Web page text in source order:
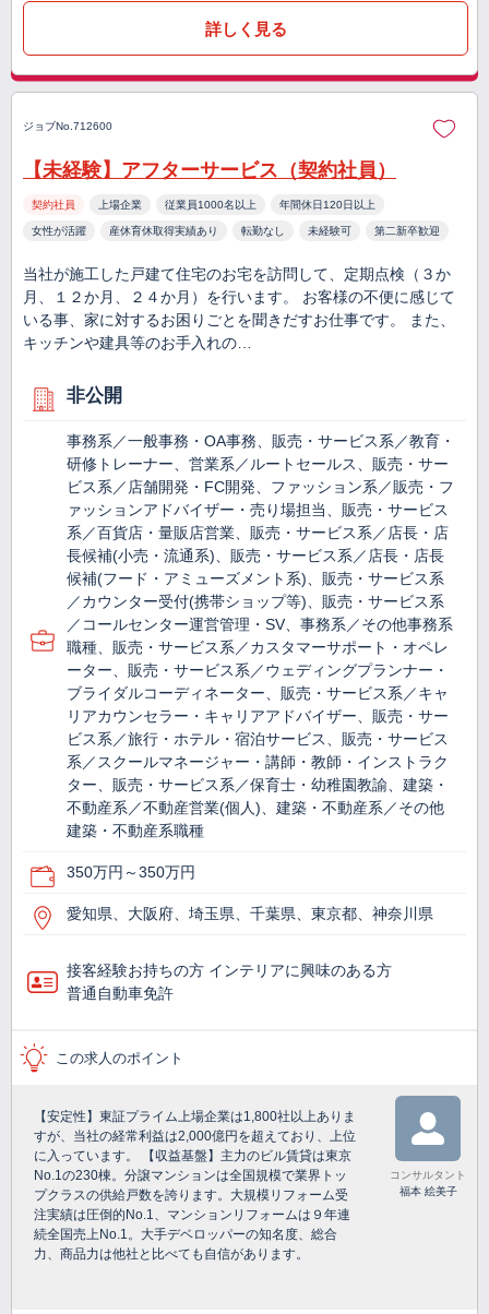
詳しく見る
ジョブNo.712600
【未経験】アフターサービス（契約社員）
契約社員 上場企業 従業員1000名以上 年間休日120日以上
女性が活躍 産休育休取得実績あり 転勤なし 未経験可 第二新卒歓迎
当社が施工した戸建て住宅のお宅を訪問して、定期点検（３か
月、１２か月、２４か月）を行います。 お客様の不便に感じて
いる事、家に対するお困りごとを聞きだすお仕事です。 また、
キッチンや建具等のお手入れの…
非公開
事務系／一般事務・OA事務、販売・サービス系／教育・
研修トレーナー、営業系／ルートセールス、販売・サー
ビス系／店舗開発・FC開発、ファッション系／販売・フ
ァッションアドバイザー・売り場担当、販売・サービス
系／百貨店・量販店営業、販売・サービス系／店長・店
長候補(小売・流通系)、販売・サービス系／店長・店長
候補(フード・アミューズメント系)、販売・サービス系
／カウンター受付(携帯ショップ等)、販売・サービス系
／コールセンター運営管理・SV、事務系／その他事務系
職種、販売・サービス系／カスタマーサポート・オペレ
ーター、販売・サービス系／ウェディングプランナー・
ブライダルコーディネーター、販売・サービス系／キャ
リアカウンセラー・キャリアアドバイザー、販売・サー
ビス系／旅行・ホテル・宿泊サービス、販売・サービス
系／スクールマネージャー・講師・教師・インストラク
ター、販売・サービス系／保育士・幼稚園教諭、建築・
不動産系／不動産営業(個人)、建築・不動産系／その他
建築・不動産系職種
350万円～350万円
愛知県、大阪府、埼玉県、千葉県、東京都、神奈川県
接客経験お持ちの方 インテリアに興味のある方
普通自動車免許
この求人のポイント
【安定性】東証プライム上場企業は1,800社以上ありま
すが、当社の経常利益は2,000億円を超えており、上位
に入っています。 【収益基盤】主力のビル賃貸は東京
No.1の230棟。分譲マンションは全国規模で業界トッ
プクラスの供給戸数を誇ります。大規模リフォーム受
注実績は圧倒的No.1、マンションリフォームは９年連
続全国売上No.1。大手デベロッパーの知名度、総合
力、商品力は他社と比べても自信があります。
コンサルタント
福本 絵美子